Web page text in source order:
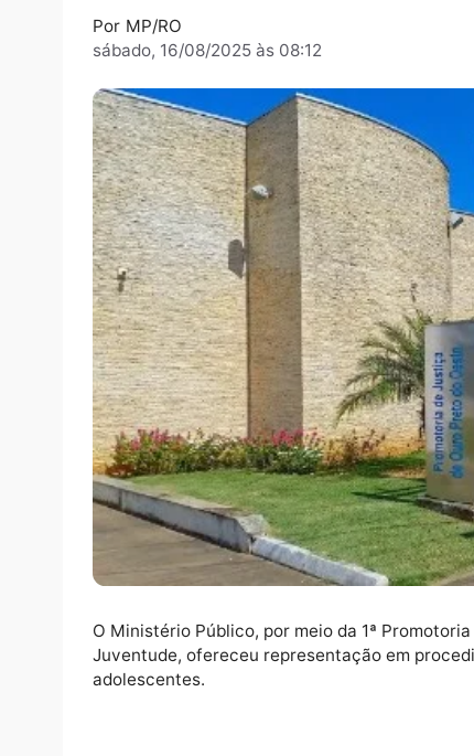
na Operação Adolescência Segura.
sábado, 16/08/2025 às 08:12
O Ministério Público, por meio da 1ª